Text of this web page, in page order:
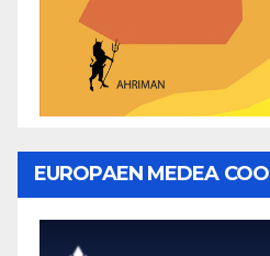
EUROPAEN MEDEA